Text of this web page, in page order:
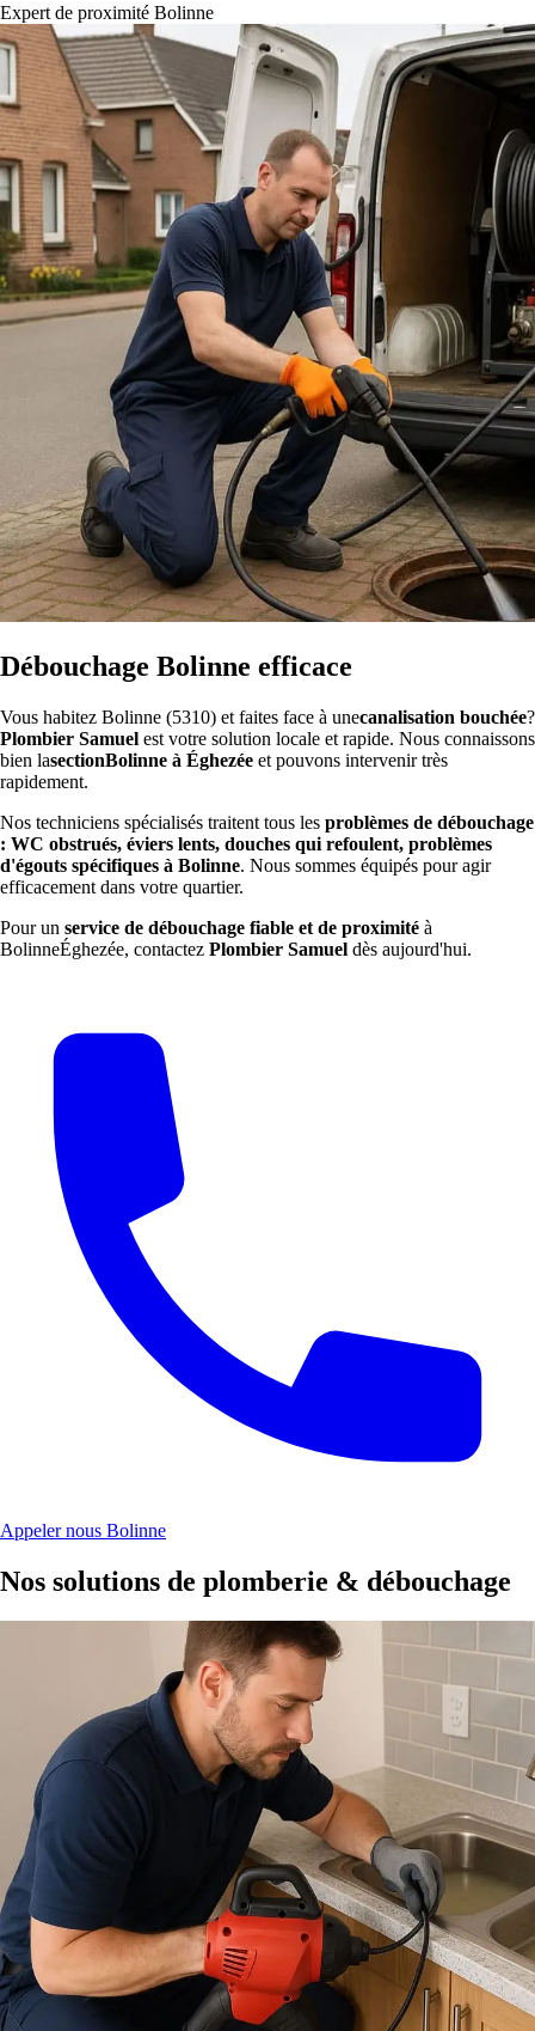
Expert de proximité Bolinne
Débouchage Bolinne efficace
Vous habitez Bolinne (5310) et faites face à unecanalisation bouchée?
Plombier Samuel est votre solution locale et rapide. Nous connaissons
bien lasectionBolinne à Éghezée et pouvons intervenir très
rapidement.
Nos techniciens spécialisés traitent tous les problèmes de débouchage
: WC obstrués, éviers lents, douches qui refoulent, problèmes
d'égouts spécifiques à Bolinne. Nous sommes équipés pour agir
efficacement dans votre quartier.
Pour un service de débouchage fiable et de proximité à
BolinneÉghezée, contactez Plombier Samuel dès aujourd'hui.
Appeler nous Bolinne
Nos solutions de plomberie & débouchage